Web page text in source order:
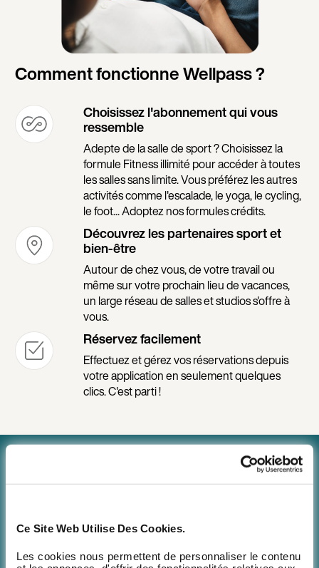
Ce Site Web Utilise Des Cookies.
Les cookies nous permettent de personnaliser le contenu
Comment fonctionne Wellpass ?
Choisissez l'abonnement qui vous
ressemble
Adepte de la salle de sport ? Choisissez la
formule Fitness illimité pour accéder à toutes
les salles sans limite. Vous préférez les autres
activités comme l'escalade, le yoga, le cycling,
le foot... Adoptez nos formules crédits.
Découvrez les partenaires sport et
bien-être
Autour de chez vous, de votre travail ou
même sur votre prochain lieu de vacances,
un large réseau de salles et studios s'offre à
vous.
Réservez facilement
Effectuez et gérez vos réservations depuis
votre application en seulement quelques
clics. C'est parti !
Le plus grand réseau de sport, à portée de
Accédez au plus grand réseau sport et bien-être de France
partenaires rejoignent le réseau pour diversifier votre